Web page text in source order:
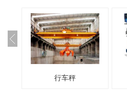
行车秤